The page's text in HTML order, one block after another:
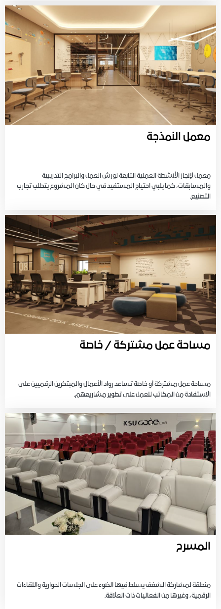
معمل النمذجة
معمل لإنجاز الأنشطة العملية التابعة لورش العمل والبرامج التدريبية
والمسابقات، كما يلبي احتياج المستفيد في حال كان المشروع يتطلب تجارب
التصنيع.
مساحة عمل مشتركة / خاصة
مساحة عمل مشتركة أو خاصة تساعد رواد الأعمال والمبتكرين الرقميين على
الاستفادة من المكاتب للعمل على تطوير مشاريعهم.
المسرح
منطقة لمشاركة الشغف يسلط فيها الضوء على الجلسات الحوارية واللقاءات
الرقمية، وغيرها من الفعاليات ذات العلاقة.